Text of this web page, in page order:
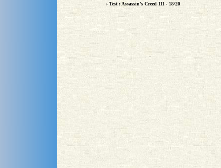
› Test : Assassin's Creed III - 18/20